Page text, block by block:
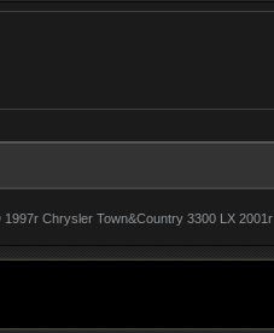
Chrysler Town&Country 3300 LX 2001r